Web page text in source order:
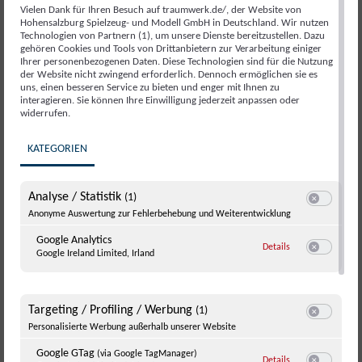
Vielen Dank für Ihren Besuch auf traumwerk.de/, der Website von
Hohensalzburg Spielzeug- und Modell GmbH in Deutschland. Wir nutzen
Technologien von Partnern (1), um unsere Dienste bereitzustellen. Dazu
gehören Cookies und Tools von Drittanbietern zur Verarbeitung einiger
Ihrer personenbezogenen Daten. Diese Technologien sind für die Nutzung
der Website nicht zwingend erforderlich. Dennoch ermöglichen sie es
uns, einen besseren Service zu bieten und enger mit Ihnen zu
interagieren. Sie können Ihre Einwilligung jederzeit anpassen oder
widerrufen.
KATEGORIEN
Analyse / Statistik (1)
Anonyme Auswertung zur Fehlerbehebung und Weiterentwicklung
Google Analytics
Google Ireland Limited, Irland
Details zu Google
Targeting / Profiling / Werbung (1)
Personalisierte Werbung außerhalb unserer Website
Google GTag (via Google TagManager)
Details zu Google GTag